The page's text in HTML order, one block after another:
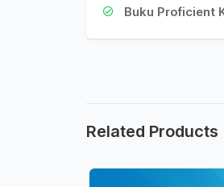
Buku Proficient
Related Products